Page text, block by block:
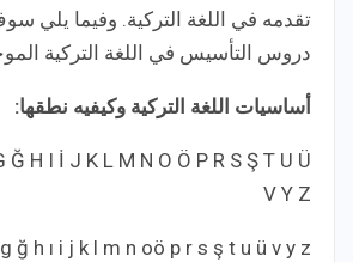
تقدمه في اللغة التركية. وفيما يلي
دروس التأسيس في اللغة التركية
أساسيات اللغة التركية وكيفيه نطقها:
Ğ H I İ J K L M N O Ö P R S Ş T U Ü
V Y Z
ğ h ı i j k l m n oö p r s ş t u ü v y z